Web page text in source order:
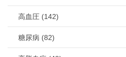
高血圧 (142)
糖尿病 (82)